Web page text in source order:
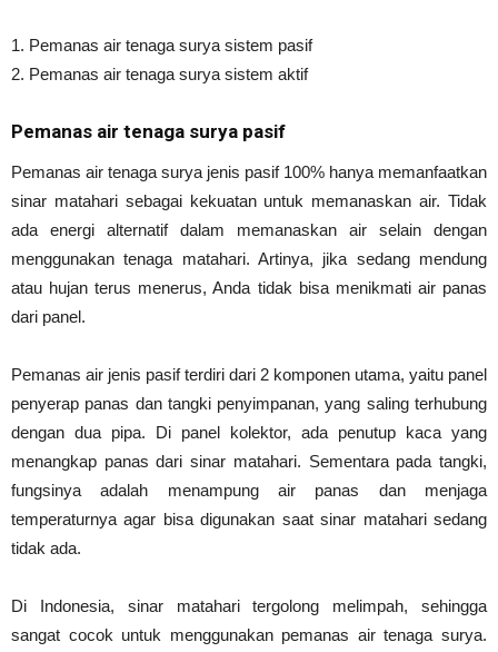
1. Pemanas air tenaga surya sistem pasif
2. Pemanas air tenaga surya sistem aktif
Pemanas air tenaga surya pasif
Pemanas air tenaga surya jenis pasif 100% hanya memanfaatkan
sinar matahari sebagai kekuatan untuk memanaskan air. Tidak
ada energi alternatif dalam memanaskan air selain dengan
menggunakan tenaga matahari. Artinya, jika sedang mendung
atau hujan terus menerus, Anda tidak bisa menikmati air panas
dari panel.
Pemanas air jenis pasif terdiri dari 2 komponen utama, yaitu panel
penyerap panas dan tangki penyimpanan, yang saling terhubung
dengan dua pipa. Di panel kolektor, ada penutup kaca yang
menangkap panas dari sinar matahari. Sementara pada tangki,
fungsinya adalah menampung air panas dan menjaga
temperaturnya agar bisa digunakan saat sinar matahari sedang
tidak ada.
Di Indonesia, sinar matahari tergolong melimpah, sehingga
sangat cocok untuk menggunakan pemanas air tenaga surya.